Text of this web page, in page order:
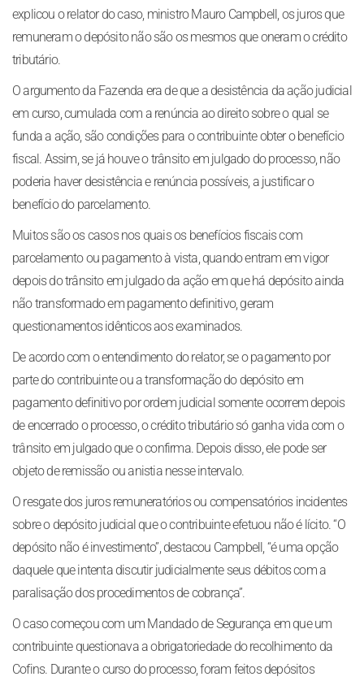
explicou o relator do caso, ministro Mauro Campbell, os juros que
remuneram o depósito não são os mesmos que oneram o crédito
tributário.
O argumento da Fazenda era de que a desistência da ação judicial
em curso, cumulada com a renúncia ao direito sobre o qual se
funda a ação, são condições para o contribuinte obter o benefício
fiscal. Assim, se já houve o trânsito em julgado do processo, não
poderia haver desistência e renúncia possíveis, a justificar o
benefício do parcelamento.
Muitos são os casos nos quais os benefícios fiscais com
parcelamento ou pagamento à vista, quando entram em vigor
depois do trânsito em julgado da ação em que há depósito ainda
não transformado em pagamento definitivo, geram
questionamentos idênticos aos examinados.
De acordo com o entendimento do relator, se o pagamento por
parte do contribuinte ou a transformação do depósito em
pagamento definitivo por ordem judicial somente ocorrem depois
de encerrado o processo, o crédito tributário só ganha vida com o
trânsito em julgado que o confirma. Depois disso, ele pode ser
objeto de remissão ou anistia nesse intervalo.
O resgate dos juros remuneratórios ou compensatórios incidentes
sobre o depósito judicial que o contribuinte efetuou não é lícito. “O
depósito não é investimento”, destacou Campbell, “é uma opção
daquele que intenta discutir judicialmente seus débitos com a
paralisação dos procedimentos de cobrança”.
O caso começou com um Mandado de Segurança em que um
contribuinte questionava a obrigatoriedade do recolhimento da
Cofins. Durante o curso do processo, foram feitos depósitos